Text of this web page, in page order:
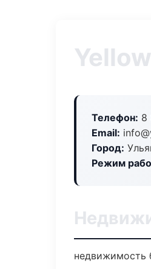
Телефон: 8
Email:
Город:
Режим
недвижимость